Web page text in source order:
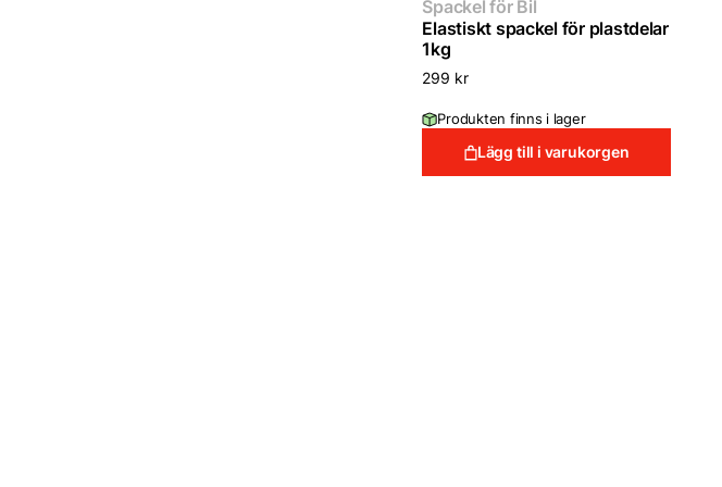
Spackel för Bil
Elastiskt spackel för plastdelar
1kg
299 kr
Produkten finns i lager
Lägg till i varukorgen